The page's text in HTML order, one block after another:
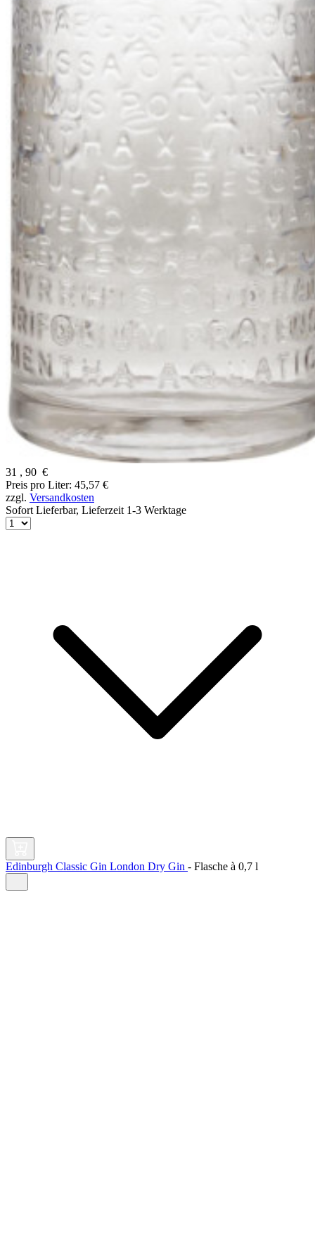
31 , 90 €
Preis pro Liter: 45,57 €
zzgl. Versandkosten
Sofort Lieferbar, Lieferzeit 1-3 Werktage
Edinburgh Classic Gin London Dry Gin - Flasche à 0,7 l